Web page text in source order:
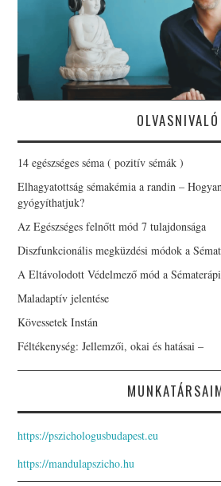
OLVASNIVALÓ
14 egészséges séma ( pozitív sémák )
Elhagyatottság sémakémia a randin –
gyógyíthatjuk?
Az Egészséges felnőtt mód 7 tulajdonsága
Diszfunkcionális megküzdési módok a
A Eltávolodott Védelmező mód a
Maladaptív jelentése
Kövessetek Instán
Féltékenység: Jellemzői, okai és hatásai –
https://pszichologusbudapest.eu
https://mandulapszicho.hu